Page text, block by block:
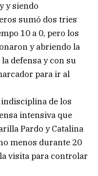
y siendo
sumó dos tries
10 a 0, pero los
y abriendo la
defensa y con su
para ir al
de los
intensiva que
Pardo y Catalina
menos durante 20
visita para controlar